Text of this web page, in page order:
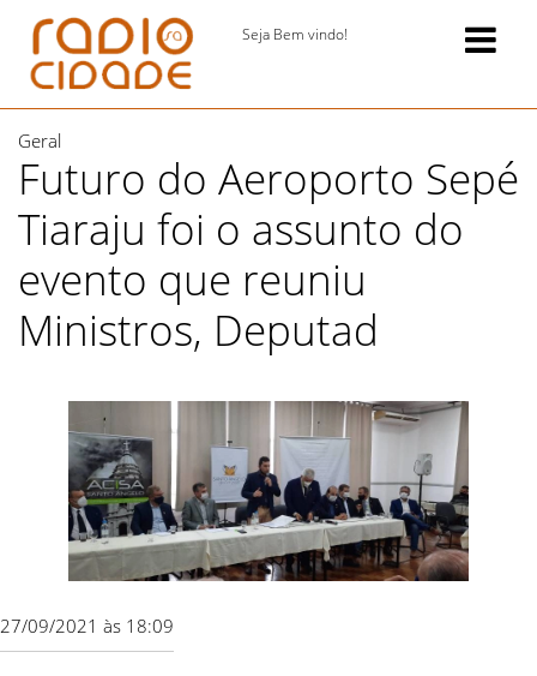
Seja Bem vindo!
Geral
Futuro do Aeroporto Sepé
Tiaraju foi o assunto do
evento que reuniu
Ministros, Deputad
27/09/2021 às 18:09